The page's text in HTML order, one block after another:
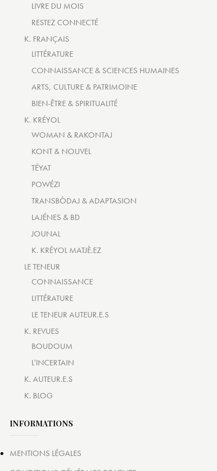
LIVRE DU MOIS
RESTEZ CONNECTÉ
K. FRANÇAIS
LITTÉRATURE
CONNAISSANCE & SCIENCES HUMAINES
ARTS, CULTURE & PATRIMOINE
BIEN-ÊTRE & SPIRITUALITÉ
K. KRÉYOL
WOMAN & RAKONTAJ
KONT & NOUVEL
TÉYAT
POWÉZI
TRANSBÒDAJ & ADAPTASION
LAJÉNES & BD
JOUNAL
K. KRÉYOL MATJÈ.EZ
LE TENEUR
CONNAISSANCE
LITTÉRATURE
LE TENEUR AUTEUR.E.S
K. REVUES
BOUDOUM
L’INCERTAIN
K. AUTEUR.E.S
K. BLOG
INFORMATIONS
MENTIONS LÉGALES